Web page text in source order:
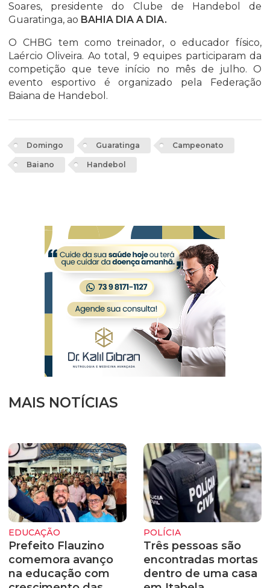
Soares, presidente do Clube de Handebol de
Guaratinga, ao BAHIA DIA A DIA.
O CHBG tem como treinador, o educador físico,
Laércio Oliveira. Ao total, 9 equipes participaram da
competição que teve início no mês de julho. O
evento esportivo é organizado pela Federação
Baiana de Handebol.
Domingo Guaratinga Campeonato
Baiano Handebol
MAIS NOTÍCIAS
EDUCAÇÃO
Prefeito Flauzino
comemora avanço
na educação com
POLÍCIA
Três pessoas são
encontradas mortas
dentro de uma casa